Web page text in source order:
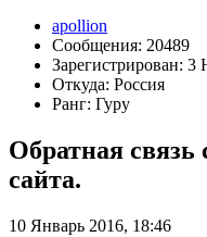
apollion
Сообщения: 20489
Зарегистрирован: 3
Откуда: Россия
Ранг: Гуру
Обратная связь
сайта.
10 Январь 2016, 18:46